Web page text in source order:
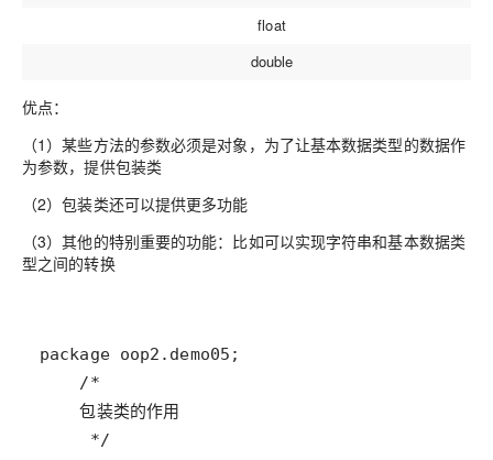
float
double
优点：
（1）某些方法的参数必须是对象，为了让基本数据类型的数据作
为参数，提供包装类
（2）包装类还可以提供更多功能
（3）其他的特别重要的功能：比如可以实现字符串和基本数据类
型之间的转换